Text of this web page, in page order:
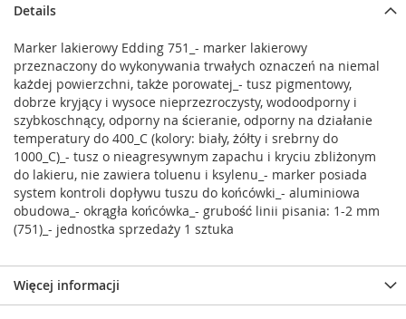
Details
Marker lakierowy Edding 751_- marker lakierowy
przeznaczony do wykonywania trwałych oznaczeń na niemal
każdej powierzchni, także porowatej_- tusz pigmentowy,
dobrze kryjący i wysoce nieprzezroczysty, wodoodporny i
szybkoschnący, odporny na ścieranie, odporny na działanie
temperatury do 400_C (kolory: biały, żółty i srebrny do
1000_C)_- tusz o nieagresywnym zapachu i kryciu zbliżonym
do lakieru, nie zawiera toluenu i ksylenu_- marker posiada
system kontroli dopływu tuszu do końcówki_- aluminiowa
obudowa_- okrągła końcówka_- grubość linii pisania: 1-2 mm
(751)_- jednostka sprzedaży 1 sztuka
Więcej informacji